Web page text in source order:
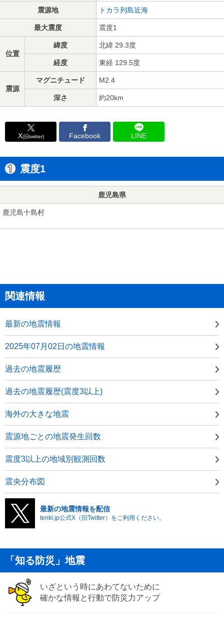
震源地 トカラ列島近海
最大震度 震度1
位置
緯度 北緯 29.3度
経度 東経 129.5度
震源
マグニチュード M2.4
深さ 約20km
X(旧twitter) Facebook LINE
震度1
鹿児島県
鹿児島十島村
関連情報
最新の地震情報
2025年07月02日の地震情報
過去の地震履歴
過去の地震履歴(震度3以上)
海外の大きな地震
震源地ごとの地震発生回数
震度3以上の地域別観測回数
震央分布図
最新の地震情報を配信
tenki.jp公式X（旧Twitter）をご利用ください。
「知る防災」地震
いざという時にあわてないために
確かな情報と行動で防災力アップ